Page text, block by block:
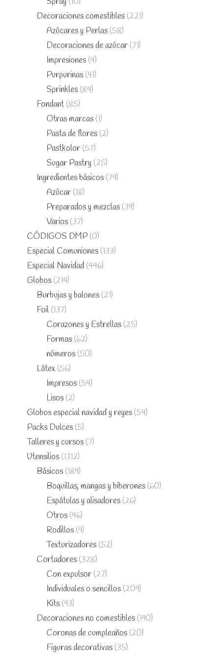
Decoraciones comestibles (221)
Azúcares y Perlas (58)
Decoraciones de azúcar (71)
Impresiones (4)
Purpurinas (41)
Sprinkles (84)
Fondant (85)
Otras marcas (1)
Pasta de flores (2)
Pastkolor (57)
Sugar Pastry (25)
Ingredientes básicos (79)
Azúcar (18)
Preparados y mezclas (39)
Varios (37)
CÓDIGOS DMP (0)
Especial Comuniones (133)
Especial Navidad (446)
Globos (214)
Burbujas y balones (21)
Foil (137)
Corazones y Estrellas (25)
Formas (62)
números (50)
Látex (56)
Impresos (54)
Lisos (2)
Globos especial navidad y reyes (54)
Packs Dulces (5)
Talleres y cursos (7)
Utensilios (1312)
Básicos (189)
Boquillas, mangas y biberones (60)
Espátulas y alisadores (26)
Otros (46)
Rodillos (9)
Texturizadores (52)
Cortadores (328)
Con expulsor (27)
Individuales o sencillos (209)
Kits (93)
Decoraciones no comestibles (190)
Coronas de cumpleaños (20)
Figuras decorativas (35)